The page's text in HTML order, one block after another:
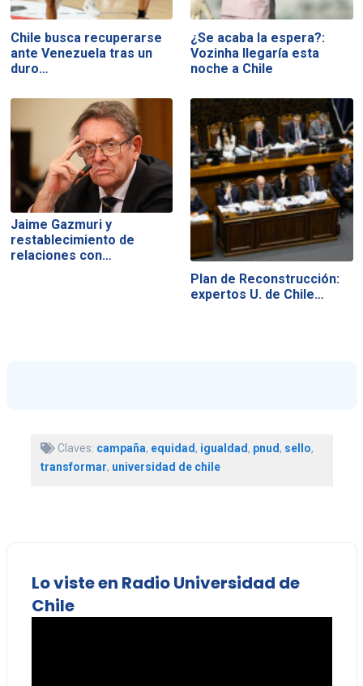
Chile busca recuperarse
ante Venezuela tras un
duro…
¿Se acaba la espera?:
Vozinha llegaría esta
noche a Chile
Jaime Gazmuri y
restablecimiento de
relaciones con…
Plan de Reconstrucción:
expertos U. de Chile…
Claves: campaña, equidad, igualdad, pnud, sello,
transformar, universidad de chile
Lo viste en Radio Universidad de
Chile